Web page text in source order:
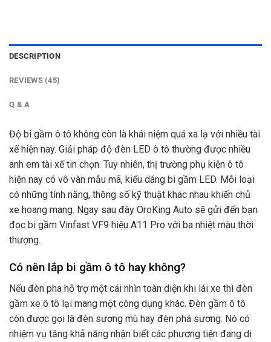
DESCRIPTION
REVIEWS (45)
Q & A
Độ bi gầm ô tô không còn là khái niệm quá xa lạ với nhiều tài
xế hiện nay. Giải pháp độ đèn LED ô tô thường được nhiều
anh em tài xế tin chọn. Tuy nhiên, thị trường phụ kiện ô tô
hiện nay có vô vàn mẫu mã, kiểu dáng bi gầm LED. Mỗi loại
có những tính năng, thông số kỹ thuật khác nhau khiến chủ
xe hoang mang. Ngay sau đây OroKing Auto sẽ gửi đến bạn
đọc bi gầm Vinfast VF9 hiệu A11 Pro với ba nhiệt màu thời
thượng.
Có nên lắp bi gầm ô tô hay không?
Nếu đèn pha hỗ trợ một cái nhìn toàn diện khi lái xe thì đèn
gầm xe ô tô lại mang một công dụng khác. Đèn gầm ô tô
còn được gọi là đèn sương mù hay đèn phá sương. Nó có
nhiệm vụ tăng khả năng nhận biết các phương tiện đang di